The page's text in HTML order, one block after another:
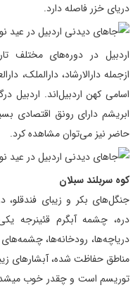
دریای خزر فاصله دارد.
اردبیل در دوره‌های مختلف
ازجمله دارالارشاد، دارالملک،
اسامی کهن اردبیل‌اند. اردبیل
ابریشم دارای رونق اقتصادی
حاضر نیز می‌توان مشاهده کرد.
کوه سربلند سبلان
جنگل‌های بکر و زیبای
دره، چشمه آبگرم قئینرجه
دریاچه‌ها، رودخانه‌ها،
مناطق حفاظت شده، آبشارهای
توریسم است و چقدر خوب میشد